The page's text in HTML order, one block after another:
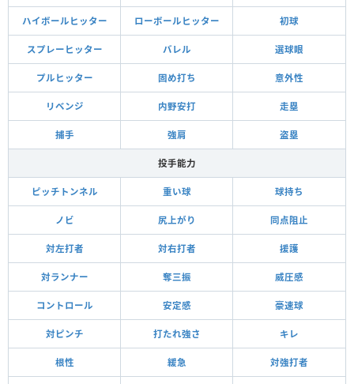
ハイボールヒッター ローボールヒッター 初球
スプレーヒッター バレル 選球眼
プルヒッター 固め打ち 意外性
リベンジ 内野安打 走塁
捕手 強肩 盗塁
投手能力
ピッチトンネル 重い球 球持ち
ノビ 尻上がり 同点阻止
対左打者 対右打者 援護
対ランナー 奪三振 威圧感
コントロール 安定感 豪速球
対ピンチ 打たれ強さ キレ
根性 緩急 対強打者